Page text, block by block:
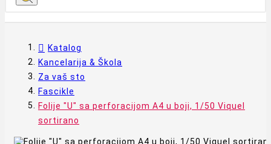
Katalog
Kancelarija & Škola
Za vaš sto
Fascikle
Folije "U" sa perforacijom A4 u boji, 1/50 Viquel
sortirano